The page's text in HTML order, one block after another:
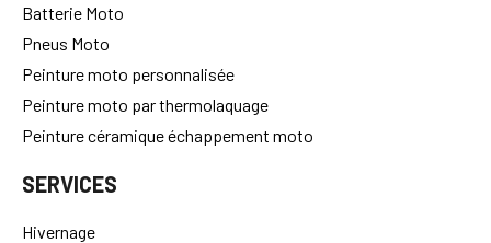
Batterie Moto
Pneus Moto
Peinture moto personnalisée
Peinture moto par thermolaquage
Peinture céramique échappement moto
SERVICES
Hivernage